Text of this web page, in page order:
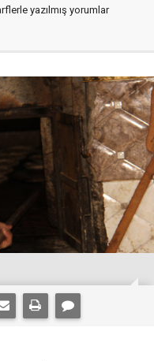
yazılmış yorumlar